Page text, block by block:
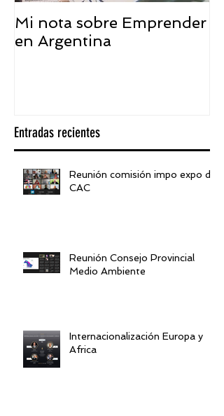
Mi nota sobre Emprender
en Argentina
Entradas recientes
Reunión comisión impo expo de
CAC
Reunión Consejo Provincial
Medio Ambiente
Internacionalización Europa y
Africa